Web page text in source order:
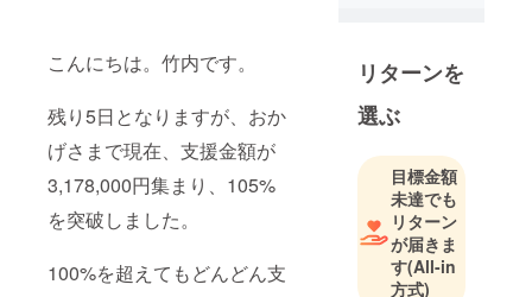
こんにちは。竹内です。
残り5日となりますが、おか
げさまで現在、支援金額が
3,178,000円集まり、105%
を突破しました。
100%を超えてもどんどん支
の販売、施
工会社の二
代目として
います。今
回4月にオー
プンする
BLISSFUL
GARDENを
リターンを
選ぶ
目標金額
未達でも
リターン
が届きま
す(All-in
方式)